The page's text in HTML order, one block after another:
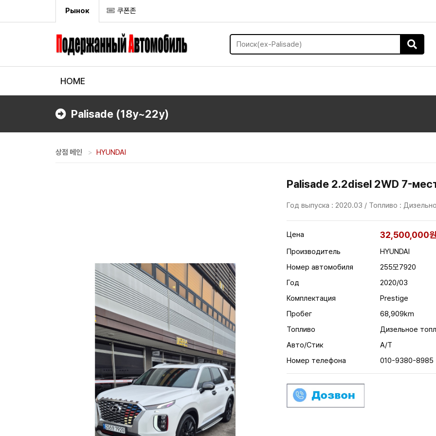
Рынок 쿠폰존
HOME
Palisade (18y~22y)
상점 메인 HYUNDAI
Palisade 2.2disel 2WD 7-
Год выпуска : 2020.03 / Топливо :
Цена 32,500,000원
Производитель
HYUNDAI
Номер автомобиля
255모7920
Год
2020/03
Комплектация
Prestige
Пробег
68,909km
Топливо
Дизельное
Авто/Стик
A/T
Номер телефона
010-9380-8985